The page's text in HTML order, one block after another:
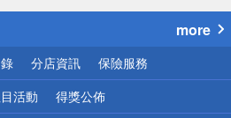
小心！
more
分店資訊 保險服務
活動 得獎公佈